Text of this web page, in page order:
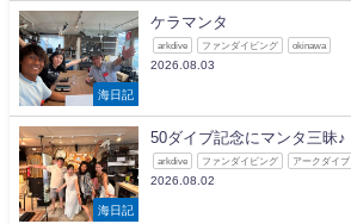
海日記
ケラマンタ
arkdive ファンダイビング okinawa
2026.08.03
海日記
50ダイブ記念にマンタ三昧♪
arkdive ファンダイビング アークダイブ
2026.08.02